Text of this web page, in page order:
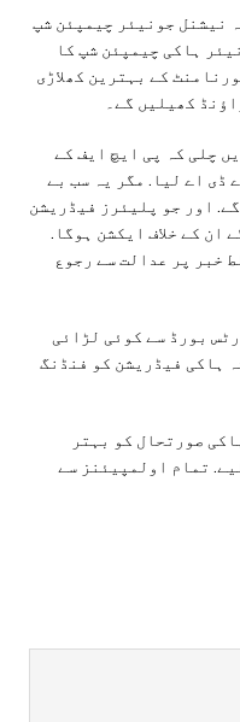
نیشنل جونیئر چیمپئن شپ
ہاکی چیمپئن شپ کا
کے بہترین کھلاڑی
کھیلیں گے۔
چلی کہ پی ایچ ایف کے
ڈی اے لیا. مگر یہ سب بے
اور جو پلیئرز فیڈریشن
کے خلاف ایکشن ہوگا.
خبر پر عدالت سے رجوع
بورڈ سے کوئی لڑائی
ہاکی فیڈریشن کو فنڈنگ
صورتحال کو بہتر
تمام اولمپیئنز سے